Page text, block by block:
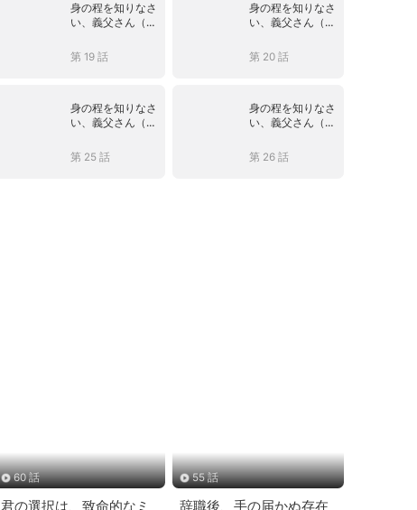
身の程を知りなさ
い、義父さん（吹
第 19 話
身の程を知りなさ
い、義父さん（吹
第 20 話
身の程を知りなさ
い、義父さん（吹
第 25 話
身の程を知りなさ
い、義父さん（吹
第 26 話
60 話
君の選択は、致命的なミ
55 話
辞職後、手の届かぬ存在